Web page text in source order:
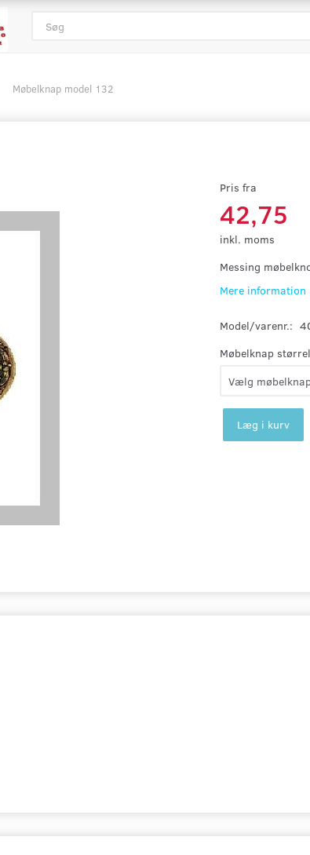
Møbelknap model 132
Pris fra
42,75
inkl. moms
Messing
Mere information
Model/varenr.:
Møbelknap
Læg i kurv